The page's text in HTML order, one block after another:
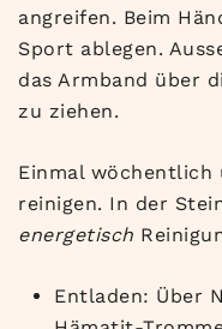
angreifen. Beim
Sport ablegen.
das Armband über
zu ziehen.
Einmal wöchentlich
reinigen. In der
energetisch
Entladen: Über